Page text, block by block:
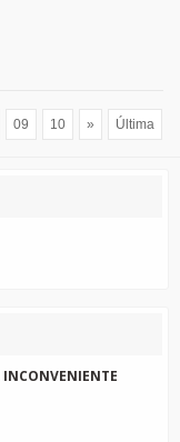
09 10 » Última
INCONVENIENTE